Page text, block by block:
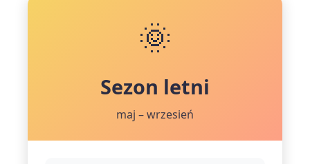
🌞
Sezon letni
maj – wrzesień